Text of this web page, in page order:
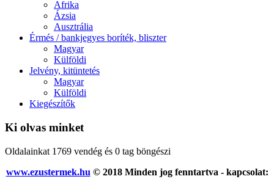
Afrika
Ázsia
Ausztrália
Érmés / bankjegyes boríték, bliszter
Magyar
Külföldi
Jelvény, kitüntetés
Magyar
Külföldi
Kiegészítők
Ki olvas minket
Oldalainkat 1769 vendég és 0 tag böngészi
www.ezustermek.hu © 2018 Minden jog fenntartva - kapcsolat: